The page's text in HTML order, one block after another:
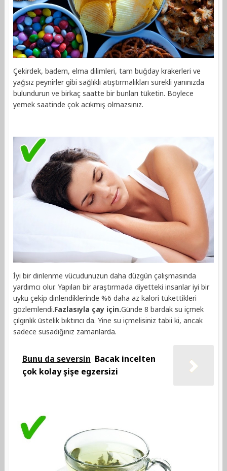
Çekirdek, badem, elma dilimleri, tam buğday krakerleri ve
yağsız peynirler gibi sağlıklı atıştırmalıkları sürekli yanınızda
bulundurun ve birkaç saatte bir bunları tüketin. Böylece
yemek saatinde çok acıkmış olmazsınız.
İyi bir dinlenme vücudunuzun daha düzgün çalışmasında
yardımcı olur. Yapılan bir araştırmada diyetteki insanlar iyi bir
uyku çekip dinlendiklerinde %6 daha az kalori tükettikleri
gözlemlendi.Fazlasıyla çay için.Günde 8 bardak su içmek
çılgınlık üstelik bıktırıcı da. Yine su içmelisiniz tabii ki, ancak
sadece susadığınız zamanlarda.
Bunu da seversin Bacak incelten
çok kolay şişe egzersizi